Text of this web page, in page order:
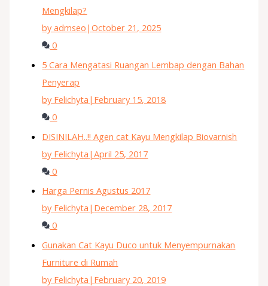
Mengkilap?
by admseo |October 21, 2025
0
5 Cara Mengatasi Ruangan Lembap dengan Bahan
Penyerap
by Felichyta | February 15, 2018
0
DISINILAH..!! Agen cat Kayu Mengkilap Biovarnish
by Felichyta |April 25, 2017
0
Harga Pernis Agustus 2017
by Felichyta | December 28, 2017
0
Gunakan Cat Kayu Duco untuk Menyempurnakan
Furniture di Rumah
by Felichyta | February 20, 2019